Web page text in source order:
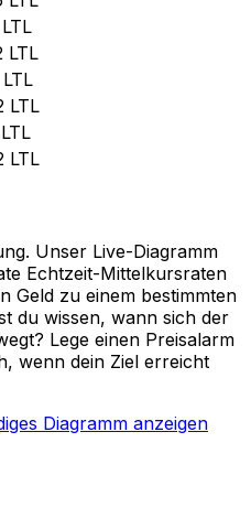
LTL
LTL
LTL
LTL
LTL
LTL
Unser Live-Diagramm
Echtzeit-Mittelkursraten
Geld zu einem bestimmten
du wissen, wann sich der
Lege einen Preisalarm
wenn dein Ziel erreicht
Diagramm anzeigen